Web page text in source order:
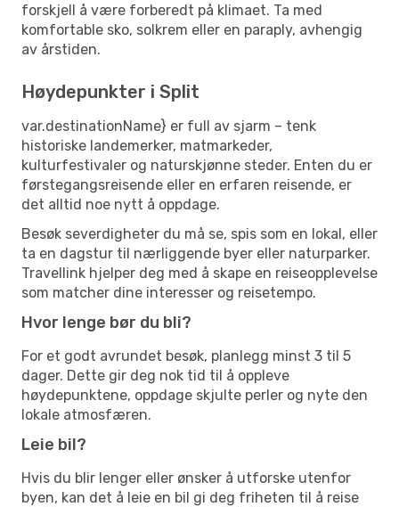
forskjell å være forberedt på klimaet. Ta med
komfortable sko, solkrem eller en paraply, avhengig
av årstiden.
Høydepunkter i Split
var.destinationName} er full av sjarm – tenk
historiske landemerker, matmarkeder,
kulturfestivaler og naturskjønne steder. Enten du er
førstegangsreisende eller en erfaren reisende, er
det alltid noe nytt å oppdage.
Besøk severdigheter du må se, spis som en lokal, eller
ta en dagstur til nærliggende byer eller naturparker.
Travellink hjelper deg med å skape en reiseopplevelse
som matcher dine interesser og reisetempo.
Hvor lenge bør du bli?
For et godt avrundet besøk, planlegg minst 3 til 5
dager. Dette gir deg nok tid til å oppleve
høydepunktene, oppdage skjulte perler og nyte den
lokale atmosfæren.
Leie bil?
Hvis du blir lenger eller ønsker å utforske utenfor
byen, kan det å leie en bil gi deg friheten til å reise